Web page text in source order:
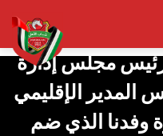
التي استقبلنا
مجلس إدارة
المدير الإقليمي
وفدنا الذي ضم